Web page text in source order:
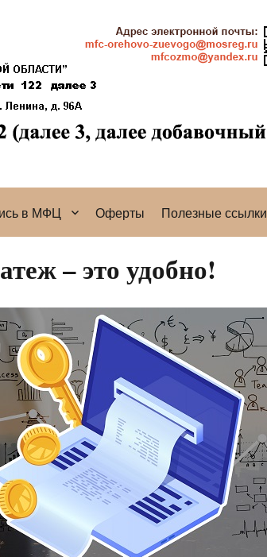
в МФЦ Оферты Полезные ссылки
– это удобно!